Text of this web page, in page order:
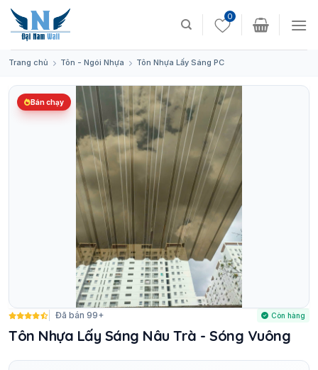
Skip
content
0
Trang chủ Tôn - Ngói Nhựa Tôn Nhựa Lấy Sáng PC
Bán chạy
Đã bán 99+ Còn hàng
Tôn Nhựa Lấy Sáng Nâu Trà - Sóng Vuông